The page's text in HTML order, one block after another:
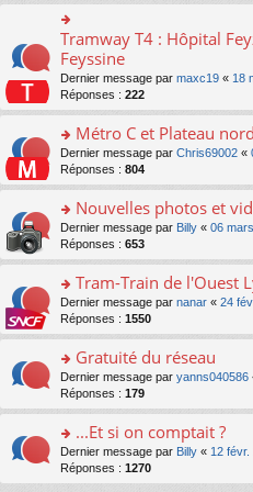
c
e
nt
pl
u
s
ré
c
e
n
o
n
lu
le
pl
u
s
ré
c
s
s
g
e
n
lu
le
pl
u
s
ré
c
er
le
m
e
s
s
a
g
e
n
o
n
lu
le
pl
u
ré
c
e
nt
o
n
ult
er
le
m
e
s
s
a
g
e
n
o
n
lu
le
pl
s
ré
c
e
nt
Tramway T4 : Hôpital
Feyssine
Dernier message par maxc19 « 18
Réponses : 222
o
n
s
ult
er
le
m
e
s
s
a
g
n
o
n
lu
le
pl
u
s
Métro C et Plateau nord
Dernier message par Chris69002 «
Réponses : 804
o
n
s
ult
er
le
m
e
s
s
a
g
n
o
n
Nouvelles photos et
Dernier message par Billy « 06
Réponses : 653
o
n
s
ult
er
le
m
e
s
s
a
g
Tram-Train de l'Ouest
Dernier message par nanar « 24
Réponses : 1550
o
n
s
ult
er
le
m
Gratuité du réseau
Dernier message par yanns040586
Réponses : 179
o
n
s
...Et si on comptait ?
Dernier message par Billy « 12 févr.
Réponses : 1270